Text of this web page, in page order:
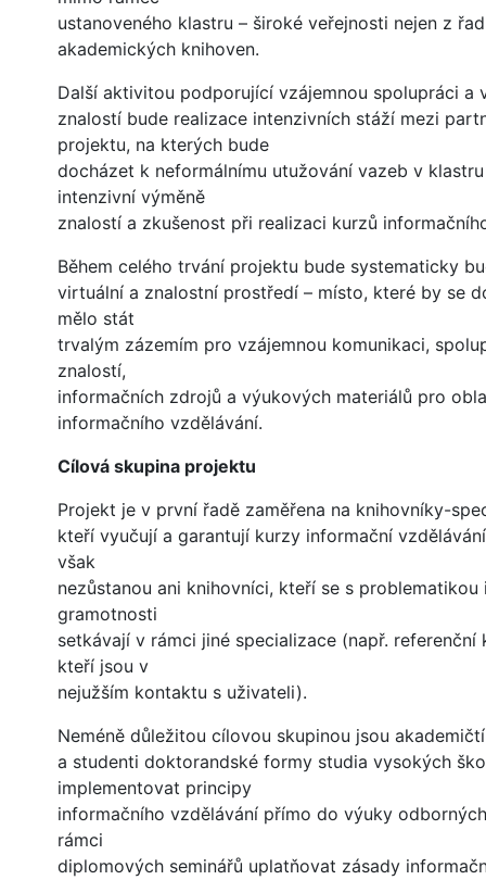
ustanoveného klastru – široké veřejnosti nejen z řad
akademických knihoven.
Další aktivitou podporující vzájemnou spolupráci a
znalostí bude realizace intenzivních stáží mezi
projektu, na kterých bude
docházet k neformálnímu utužování vazeb v
intenzivní výměně
znalostí a zkušenost při realizaci kurzů
Během celého trvání projektu bude systematicky
virtuální a znalostní prostředí – místo, které by se
mělo stát
trvalým zázemím pro vzájemnou komunikaci,
znalostí,
informačních zdrojů a výukových materiálů pro
informačního vzdělávání.
Cílová skupina projektu
Projekt je v první řadě zaměřena na knihovníky-
kteří vyučují a garantují kurzy informační
však
nezůstanou ani knihovníci, kteří se s problematikou
gramotnosti
setkávají v rámci jiné specializace (např. referenční
kteří jsou v
nejužším kontaktu s uživateli).
Neméně důležitou cílovou skupinou jsou
a studenti doktorandské formy studia vysokých
implementovat principy
informačního vzdělávání přímo do výuky
rámci
diplomových seminářů uplatňovat zásady